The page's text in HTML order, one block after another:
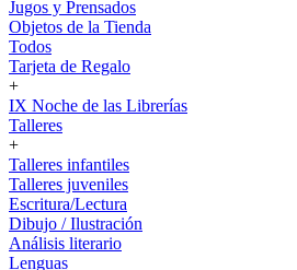
Jugos y Prensados
Objetos de la Tienda
Todos
Tarjeta de Regalo
+
IX Noche de las Librerías
Talleres
+
Talleres infantiles
Talleres juveniles
Escritura/Lectura
Dibujo / Ilustración
Análisis literario
Lenguas